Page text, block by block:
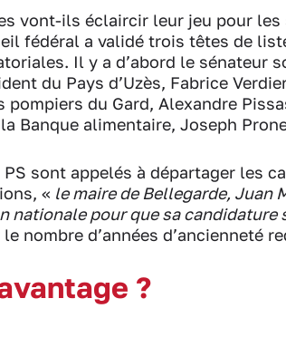
vont-ils éclaircir leur jeu pour les
fédéral a validé trois têtes de
Il y a d’abord le sénateur
du Pays d’Uzès, Fabrice
pompiers du Gard, Alexandre
Banque alimentaire, Joseph
sont appelés à départager les
« le maire de Bellegarde, Juan
nationale pour que sa candidature
nombre d’années d’ancienneté
?